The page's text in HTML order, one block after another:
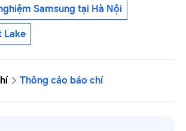
Samsung tại Hà Nội
Lake
Thông cáo báo chí